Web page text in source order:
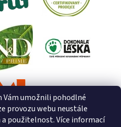
Vám umožnili pohodlné
provozu webu neustále
použitelnost. Více informací